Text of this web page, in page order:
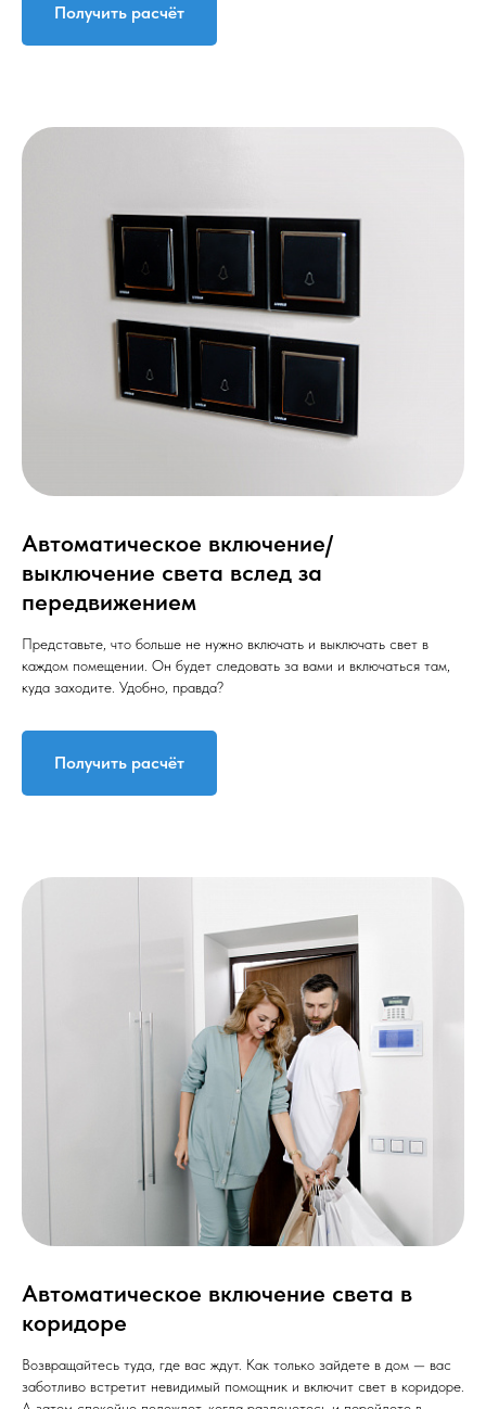
Получить расчёт
Автоматическое включение/
выключение света вслед за
передвижением
Представьте, что больше не нужно включать и выключать свет в
каждом помещении. Он будет следовать за вами и включаться там,
куда заходите. Удобно, правда?
Получить расчёт
Автоматическое включение света в
коридоре
Возвращайтесь туда, где вас ждут. Как только зайдете в дом — вас
заботливо встретит невидимый помощник и включит свет в коридоре.